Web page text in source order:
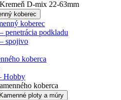
koberec
koberec
penetrácia podkladu
spojivo
koberca
Hobby
Kamenné ploty a múry